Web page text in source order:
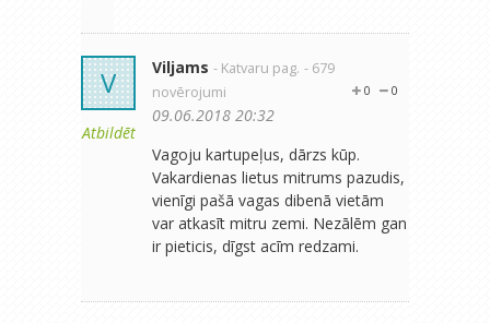
V
Atbildēt
Viljams - Katvaru pag. - 679
novērojumi
0
0
09.06.2018 20:32
Vagoju kartupeļus, dārzs kūp.
Vakardienas lietus mitrums pazudis,
vienīgi pašā vagas dibenā vietām
var atkasīt mitru zemi. Nezālēm gan
ir pieticis, dīgst acīm redzami.